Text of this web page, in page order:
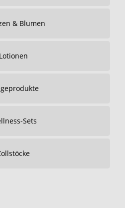
& Blumen
Lotionen
Sets